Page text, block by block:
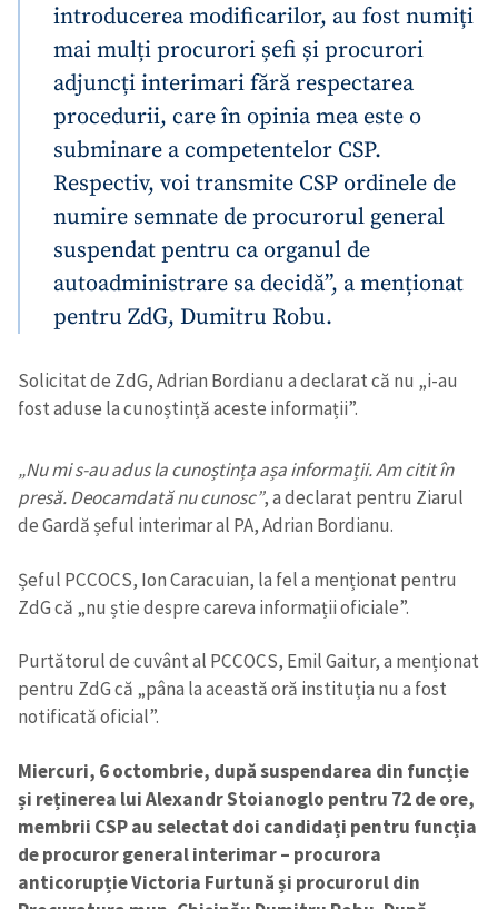
introducerea modificarilor, au fost numiți
mai mulți procurori șefi și procurori
adjuncți interimari fără respectarea
procedurii, care în opinia mea este o
subminare a competentelor CSP.
Respectiv, voi transmite CSP ordinele de
numire semnate de procurorul general
suspendat pentru ca organul de
autoadministrare sa decidă”, a menționat
pentru ZdG, Dumitru Robu.
Solicitat de ZdG, Adrian Bordianu a declarat că nu „i-au
fost aduse la cunoștință aceste informații”.
„Nu mi s-au adus la cunoștința așa informații. Am citit în
presă. Deocamdată nu cunosc”, a declarat pentru Ziarul
de Gardă șeful interimar al PA, Adrian Bordianu.
Șeful PCCOCS, Ion Caracuian, la fel a menționat pentru
ZdG că „nu știe despre careva informații oficiale”.
Purtătorul de cuvânt al PCCOCS, Emil Gaitur, a menționat
pentru ZdG că „pâna la această oră instituția nu a fost
notificată oficial”.
Miercuri, 6 octombrie, după suspendarea din funcție
și reținerea lui Alexandr Stoianoglo pentru 72 de ore,
membrii CSP au selectat doi candidați pentru funcția
de procuror general interimar – procurora
anticorupție Victoria Furtună și procurorul din